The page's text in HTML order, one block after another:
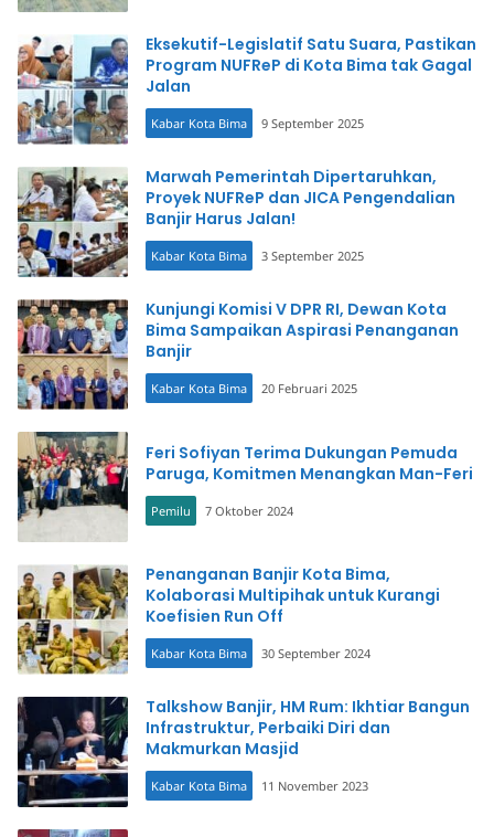
Eksekutif-Legislatif Satu Suara, Pastikan
Program NUFReP di Kota Bima tak Gagal
Jalan
Kabar Kota Bima 9 September 2025
Marwah Pemerintah Dipertaruhkan,
Proyek NUFReP dan JICA Pengendalian
Banjir Harus Jalan!
Kabar Kota Bima 3 September 2025
Kunjungi Komisi V DPR RI, Dewan Kota
Bima Sampaikan Aspirasi Penanganan
Banjir
Kabar Kota Bima 20 Februari 2025
Feri Sofiyan Terima Dukungan Pemuda
Paruga, Komitmen Menangkan Man-Feri
Pemilu 7 Oktober 2024
Penanganan Banjir Kota Bima,
Kolaborasi Multipihak untuk Kurangi
Koefisien Run Off
Kabar Kota Bima 30 September 2024
Talkshow Banjir, HM Rum: Ikhtiar Bangun
Infrastruktur, Perbaiki Diri dan
Makmurkan Masjid
Kabar Kota Bima 11 November 2023